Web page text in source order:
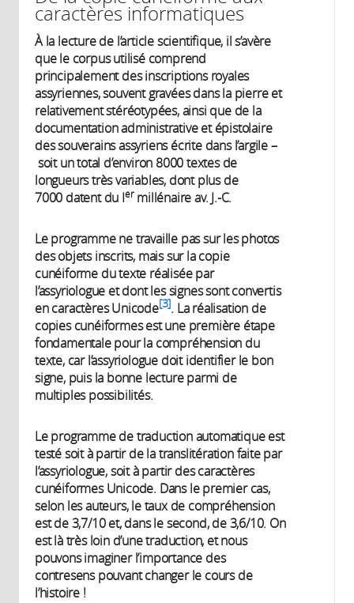
caractères informatiques
À la lecture de l’article scientifique, il s’avère
que le corpus utilisé comprend
principalement des inscriptions royales
assyriennes, souvent gravées dans la pierre et
relativement stéréotypées, ainsi que de la
documentation administrative et épistolaire
des souverains assyriens écrite dans l’argile –
soit un total d’environ 8000 textes de
longueurs très variables, dont plus de
7000 datent du Iermillénaire av. J.-C.
Le programme ne travaille pas sur les photos
des objets inscrits, mais sur la copie
cunéiforme du texte réalisée par
l’assyriologue et dont les signes sont convertis
en caractères Unicode 3 . La réalisation de
copies cunéiformes est une première étape
fondamentale pour la compréhension du
texte, car l’assyriologue doit identifier le bon
signe, puis la bonne lecture parmi de
multiples possibilités.
Le programme de traduction automatique est
testé soit à partir de la translitération faite par
l’assyriologue, soit à partir des caractères
cunéiformes Unicode. Dans le premier cas,
selon les auteurs, le taux de compréhension
est de 3,7/10 et, dans le second, de 3,6/10. On
est là très loin d’une traduction, et nous
pouvons imaginer l’importance des
contresens pouvant changer le cours de
l’histoire !